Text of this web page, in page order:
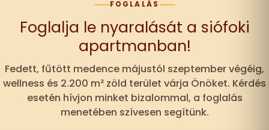
FOGLALÁS
Foglalja le nyaralását a siófoki
apartmanban!
Fedett, fűtött medence májustól szeptember végéig,
wellness és 2.200 m² zöld terület várja Önöket. Kérdés
esetén hívjon minket bizalommal, a foglalás
menetében szívesen segítünk.